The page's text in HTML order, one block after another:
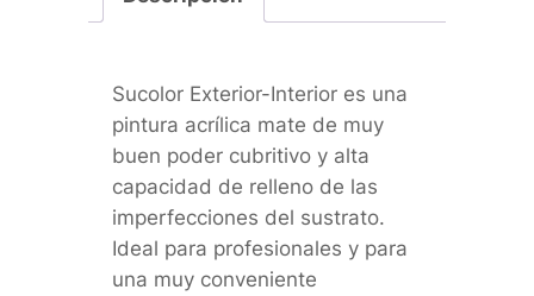
Sucolor Exterior-Interior es una
pintura acrílica mate de muy
buen poder cubritivo y alta
capacidad de relleno de las
imperfecciones del sustrato.
Ideal para profesionales y para
una muy conveniente